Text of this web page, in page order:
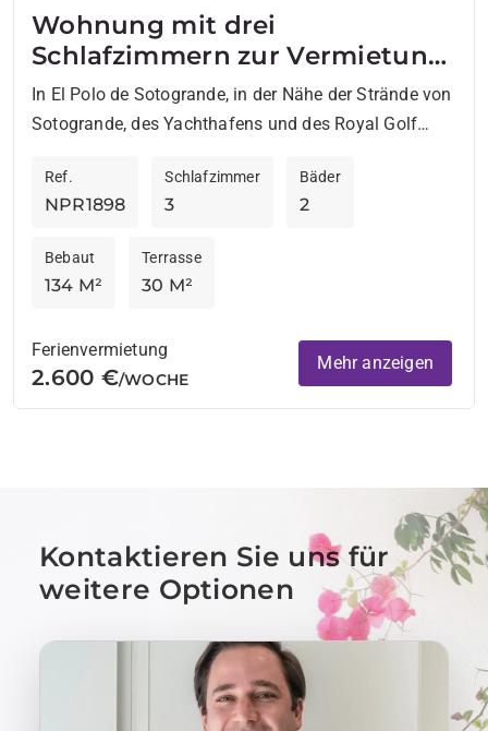
Wohnung mit drei
Schlafzimmern zur Vermietung
in El Polo de Sotogrande
In El Polo de Sotogrande, in der Nähe der Strände von
Sotogrande, des Yachthafens und des Royal Golf
renovierte...
NPR1898
Ref.
3
Schlafzimmer
2
Bäder
134 M²
Bebaut
30 M²
Terrasse
Ferienvermietung
2.600 €/WOCHE
Mehr anzeigen
Kontaktieren Sie uns für
weitere Optionen